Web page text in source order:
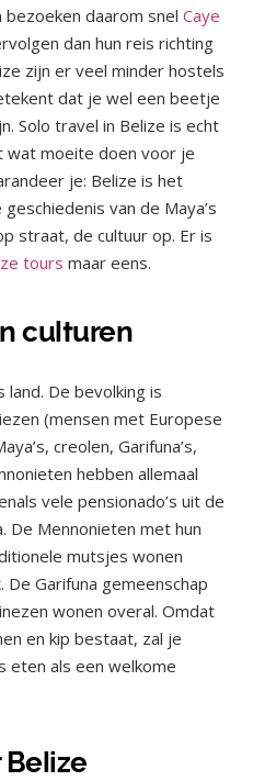
daarom snel Caye
dan hun reis richting
zijn er veel minder hostels
dat je wel een beetje
Solo travel in Belize is echt
wat moeite doen voor je
je: Belize is het
van de Maya’s
straat, de cultuur op. Er is
tours maar eens.
culturen
De bevolking is
(mensen met Europese
creolen, Garifuna’s,
hebben allemaal
vele pensionado’s uit de
De Mennonieten met hun
mutsjes wonen
. De Garifuna gemeenschap
wonen overal. Omdat
en kip bestaat, zal je
eten als een welkome
Belize